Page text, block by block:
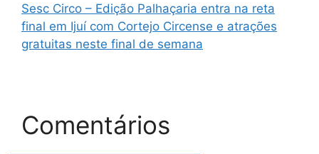
Sesc Circo – Edição Palhaçaria entra na reta
final em Ijuí com Cortejo Circense e atrações
gratuitas neste final de semana
Comentários